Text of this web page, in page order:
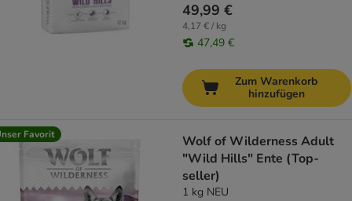
49,99 €
4,17 € / kg
47,49 €
Zum Warenkorb
hinzufügen
Favorit
Wolf of Wilderness Adult
"Wild Hills" Ente (Top-
seller)
1 kg NEU